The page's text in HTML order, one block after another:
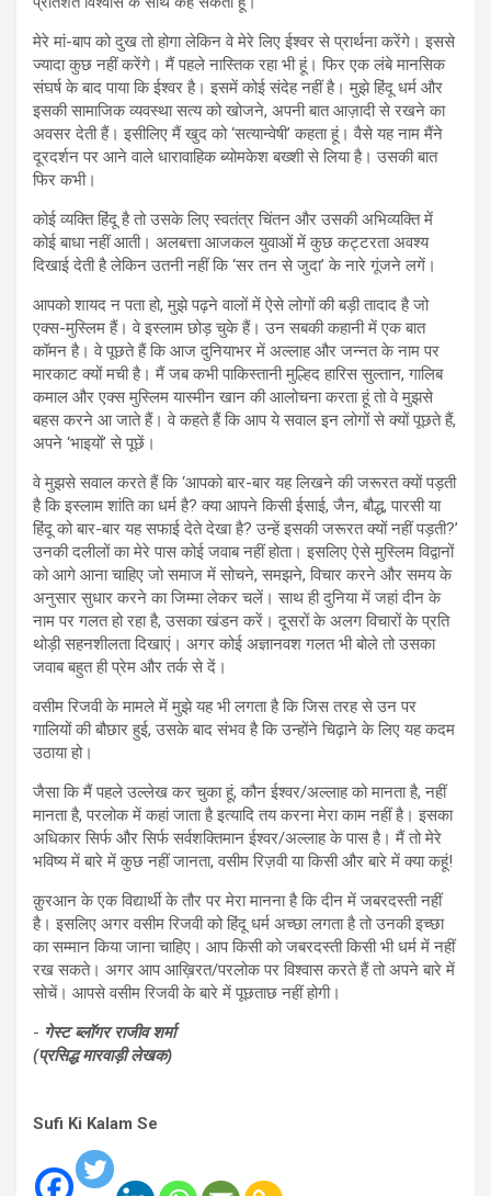
मेरे मां-बाप को दुख तो होगा लेकिन वे मेरे लिए ईश्वर से प्रार्थना करेंगे। इससे
ज्यादा कुछ नहीं करेंगे। मैं पहले नास्तिक रहा भी हूं। फिर एक लंबे मानसिक
संघर्ष के बाद पाया कि ईश्वर है। इसमें कोई संदेह नहीं है। मुझे हिंदू धर्म और
इसकी सामाजिक व्यवस्था सत्य को खोजने, अपनी बात आज़ादी से रखने का
अवसर देती हैं। इसीलिए मैं खुद को ‘सत्यान्वेषी’ कहता हूं। वैसे यह नाम मैंने
दूरदर्शन पर आने वाले धारावाहिक ब्योमकेश बख्शी से लिया है। उसकी बात
फिर कभी।
कोई व्यक्ति हिंदू है तो उसके लिए स्वतंत्र चिंतन और उसकी अभिव्यक्ति में
कोई बाधा नहीं आती। अलबत्ता आजकल युवाओं में कुछ कट्टरता अवश्य
दिखाई देती है लेकिन उतनी नहीं कि ‘सर तन से जुदा’ के नारे गूंजने लगें।
आपको शायद न पता हो, मुझे पढ़ने वालों में ऐसे लोगों की बड़ी तादाद है जो
एक्स-मुस्लिम हैं। वे इस्लाम छोड़ चुके हैं। उन सबकी कहानी में एक बात
कॉमन है। वे पूछते हैं कि आज दुनियाभर में अल्लाह और जन्नत के नाम पर
मारकाट क्यों मची है। मैं जब कभी पाकिस्तानी मुल्हिद हारिस सुल्तान, गालिब
कमाल और एक्स मुस्लिम यास्मीन खान की आलोचना करता हूं तो वे मुझसे
बहस करने आ जाते हैं। वे कहते हैं कि आप ये सवाल इन लोगों से क्यों पूछते हैं,
अपने ‘भाइयों’ से पूछें।
वे मुझसे सवाल करते हैं कि ‘आपको बार-बार यह लिखने की जरूरत क्यों पड़ती
है कि इस्लाम शांति का धर्म है? क्या आपने किसी ईसाई, जैन, बौद्ध, पारसी या
हिंदू को बार-बार यह सफाई देते देखा है? उन्हें इसकी जरूरत क्यों नहीं पड़ती?’
उनकी दलीलों का मेरे पास कोई जवाब नहीं होता। इसलिए ऐसे मुस्लिम विद्वानों
को आगे आना चाहिए जो समाज में सोचने, समझने, विचार करने और समय के
अनुसार सुधार करने का जिम्मा लेकर चलें। साथ ही दुनिया में जहां दीन के
नाम पर गलत हो रहा है, उसका खंडन करें। दूसरों के अलग विचारों के प्रति
थोड़ी सहनशीलता दिखाएं। अगर कोई अज्ञानवश गलत भी बोले तो उसका
जवाब बहुत ही प्रेम और तर्क से दें।
वसीम रिजवी के मामले में मुझे यह भी लगता है कि जिस तरह से उन पर
गालियों की बौछार हुई, उसके बाद संभव है कि उन्होंने चिढ़ाने के लिए यह कदम
उठाया हो।
जैसा कि मैं पहले उल्लेख कर चुका हूं, कौन ईश्वर/अल्लाह को मानता है, नहीं
मानता है, परलोक में कहां जाता है इत्यादि तय करना मेरा काम नहीं है। इसका
अधिकार सिर्फ और सिर्फ सर्वशक्तिमान ईश्वर/अल्लाह के पास है। मैं तो मेरे
भविष्य में बारे में कुछ नहीं जानता, वसीम रिज़वी या किसी और बारे में क्या कहूं!
क़ुरआन के एक विद्यार्थी के तौर पर मेरा मानना है कि दीन में जबरदस्ती नहीं
है। इसलिए अगर वसीम रिजवी को हिंदू धर्म अच्छा लगता है तो उनकी इच्छा
का सम्मान किया जाना चाहिए। आप किसी को जबरदस्ती किसी भी धर्म में नहीं
रख सकते। अगर आप आख़िरत/परलोक पर विश्वास करते हैं तो अपने बारे में
सोचें। आपसे वसीम रिजवी के बारे में पूछताछ नहीं होगी।
- गेस्ट ब्लॉगर राजीव शर्मा
(प्रसिद्ध मारवाड़ी लेखक)
Sufi Ki Kalam Se